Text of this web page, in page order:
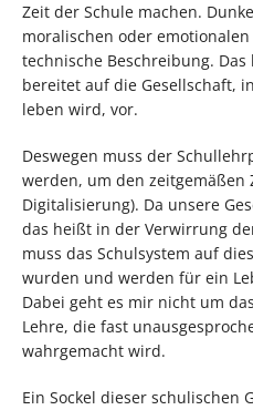
Zeit der Schule machen.
moralischen oder
technische Beschreibung.
bereitet auf die Gesellschaft,
leben wird, vor.
Deswegen muss der
werden, um den zeitgemäßen
Digitalisierung). Da unsere
das heißt in der Verwirrung
muss das Schulsystem auf
wurden und werden für ein
Dabei geht es mir nicht um
Lehre, die fast
wahrgemacht wird.
Ein Sockel dieser schulischen